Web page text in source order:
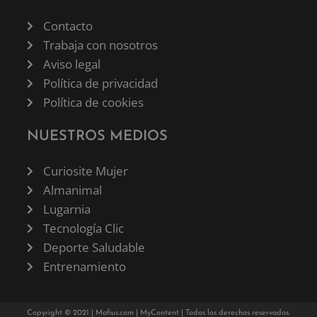
Contacto
Trabaja con nosotros
Aviso legal
Política de privacidad
Política de cookies
NUESTROS MEDIOS
Curiosite Mujer
Almanimal
Lugarnia
Tecnología Clic
Deporte Saludable
Entrenamiento
Copyright © 2021 | Mafius.com MyContent | Todos los derechos reservados.